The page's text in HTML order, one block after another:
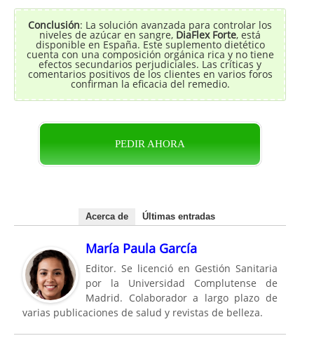
Conclusión: La solución avanzada para controlar los
niveles de azúcar en sangre, DiaFlex Forte, está
disponible en España. Este suplemento dietético
cuenta con una composición orgánica rica y no tiene
efectos secundarios perjudiciales. Las críticas y
comentarios positivos de los clientes en varios foros
confirman la eficacia del remedio.
PEDIR AHORA
Acerca de Últimas entradas
María Paula García
Editor. Se licenció en Gestión Sanitaria
por la Universidad Complutense de
Madrid. Colaborador a largo plazo de
varias publicaciones de salud y revistas de belleza.